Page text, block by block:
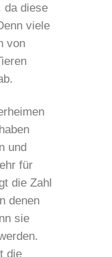
da diese
viele
von
und
für
die Zahl
denen
sie
die